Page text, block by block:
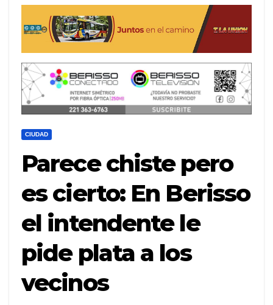
CIUDAD
Parece chiste pero
es cierto: En Berisso
el intendente le
pide plata a los
vecinos